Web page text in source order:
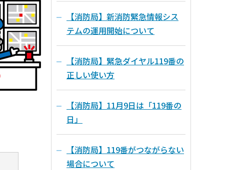
【消防局】新消防緊急情報シス
テムの運用開始について
【消防局】緊急ダイヤル119番の
正しい使い方
【消防局】11月9日は「119番の
日」
【消防局】119番がつながらない
場合について